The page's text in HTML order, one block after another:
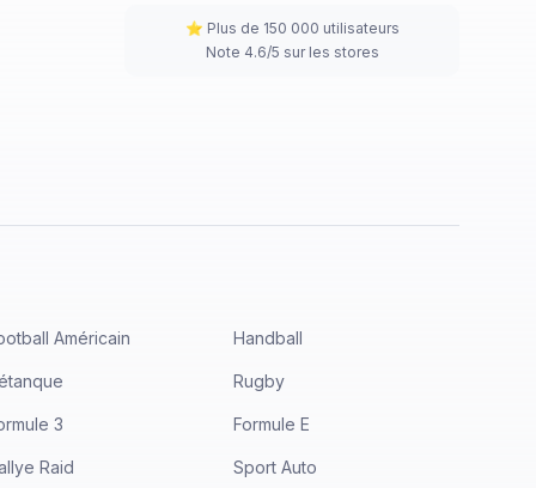
⭐ Plus de 150 000 utilisateurs
Note 4.6/5 sur les stores
Américain Handball
Rugby
3 Formule E
Raid Sport Auto